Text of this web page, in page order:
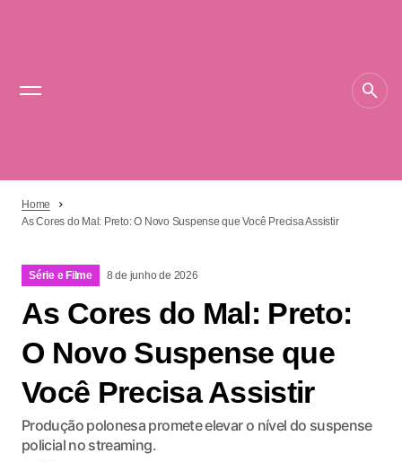
Home
As Cores do Mal: Preto: O Novo Suspense que Você Precisa Assistir
Série e Filme 8 de junho de 2026
As Cores do Mal: Preto:
O Novo Suspense que
Você Precisa Assistir
Produção polonesa promete elevar o nível do suspense
policial no streaming.